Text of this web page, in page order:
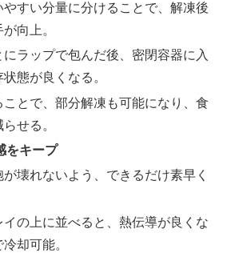
やすい分量に分けることで、解凍後
向上。
にラップで包んだ後、密閉容器に入
態が良くなる。
ことで、部分解凍も可能になり、食
せる。
をキープ
壊れないよう、できるだけ素早く
イの上に並べると、熱伝導が良くな
却可能。